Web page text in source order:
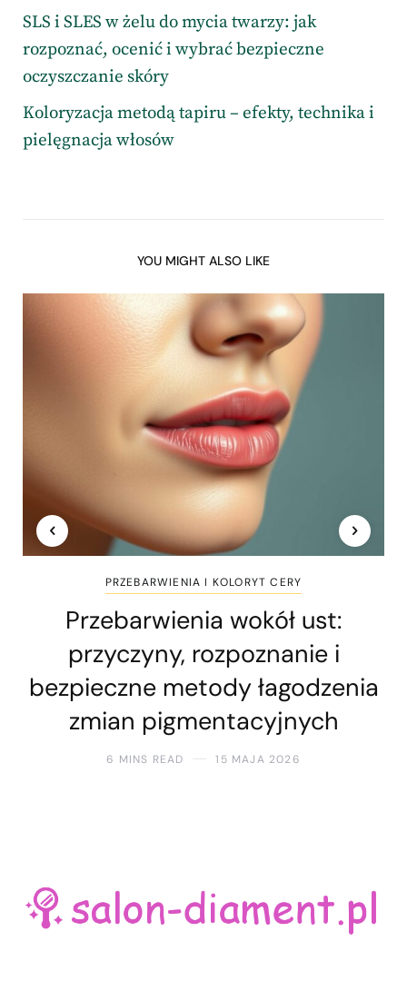
SLS i SLES w żelu do mycia twarzy: jak
rozpoznać, ocenić i wybrać bezpieczne
oczyszczanie skóry
Koloryzacja metodą tapiru – efekty, technika i
pielęgnacja włosów
YOU MIGHT ALSO LIKE
PRZEBARWIENIA I KOLORYT CERY
Przebarwienia wokół ust:
przyczyny, rozpoznanie i
bezpieczne metody łagodzenia
zmian pigmentacyjnych
6 MINS READ 15 MAJA 2026